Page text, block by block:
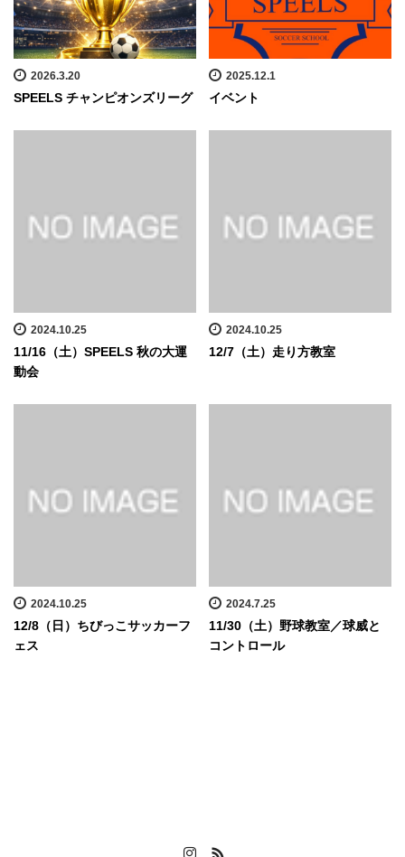
2026.3.20
SPEELS チャンピオンズリーグ
2025.12.1
イベント
2024.10.25
11/16（土）SPEELS 秋の大運
動会
2024.10.25
12/7（土）走り方教室
2024.10.25
12/8（日）ちびっこサッカーフ
ェス
2024.7.25
11/30（土）野球教室／球威と
コントロール
Instagram